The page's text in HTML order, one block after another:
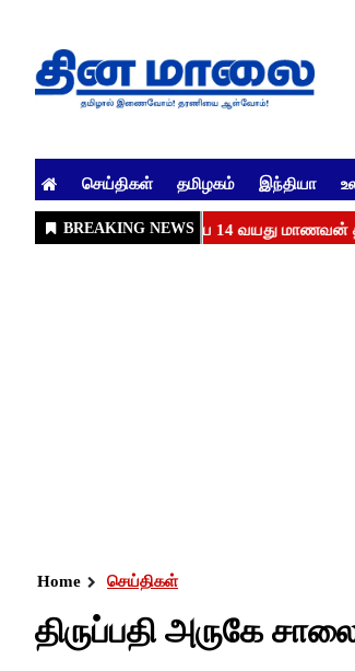
செய்திகள் தமிழகம் இந்தியா
Home செய்திகள்
திருப்பதி அருகே